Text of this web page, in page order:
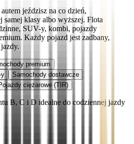
jeździsz na co dzień,
samej klasy albo wyższej. Flota
SUV-y, kombi, pojazdy
Każdy pojazd jest zadbany,
premium
y
Samochody dostawcze
ciężarowe (TIR)
B, C i D idealne do codziennej jazdy